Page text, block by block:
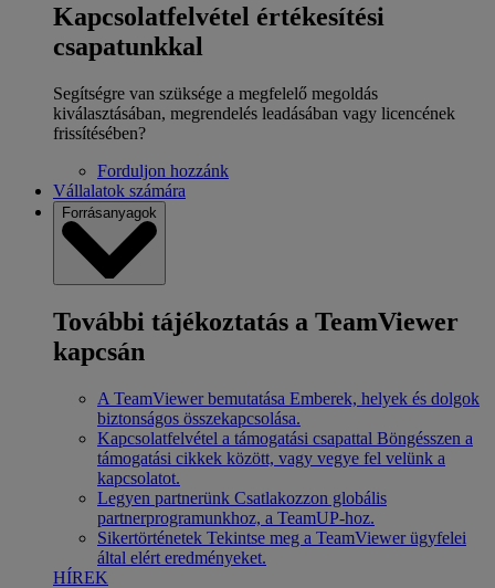
Kapcsolatfelvétel értékesítési
csapatunkkal
Segítségre van szüksége a megfelelő megoldás
kiválasztásában, megrendelés leadásában vagy licencének
frissítésében?
Forduljon hozzánk
Vállalatok számára
Forrásanyagok
További tájékoztatás a TeamViewer
kapcsán
A TeamViewer bemutatása Emberek, helyek és dolgok
biztonságos összekapcsolása.
Kapcsolatfelvétel a támogatási csapattal Böngésszen a
támogatási cikkek között, vagy vegye fel velünk a
kapcsolatot.
Legyen partnerünk Csatlakozzon globális
partnerprogramunkhoz, a TeamUP-hoz.
Sikertörténetek Tekintse meg a TeamViewer ügyfelei
által elért eredményeket.
HÍREK